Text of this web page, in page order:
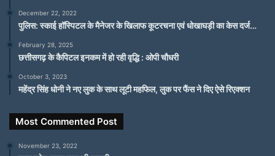
December 22, 2022
पुलिस: स्काई हॉस्पिटल के मैनेजर के खिलाफ कूटरचना एवं धोखाघड़ी का केस दर्ज…
February 28, 2025
छत्तीसगढ़ के कैपिटल इनकम में हो रही वृद्धि : ओपी चौधरी
October 3, 2023
महेंद्र सिंह धोनी ने नए लुक के साथ लूटी महफिल, लुक पर फैंस ने दिए ऐसे रिएक्शन
Most Commented Post
November 23, 2022